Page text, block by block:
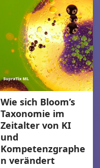
Wie sich Bloom’s
Taxonomie im
Zeitalter von KI
und
Kompetenzgraphe
n verändert